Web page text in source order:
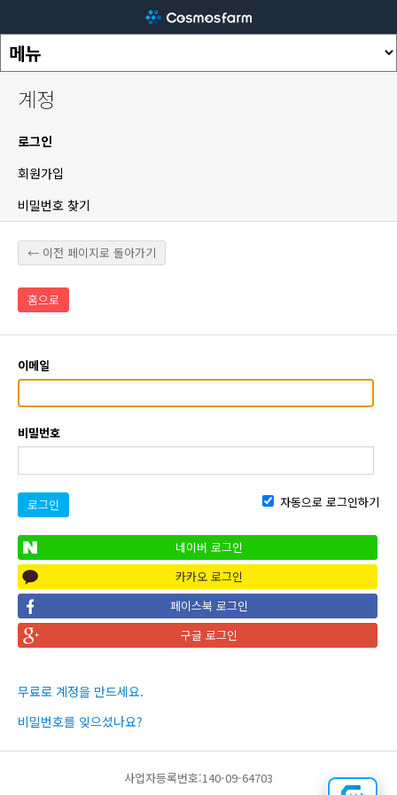
계정
로그인
회원가입
비밀번호 찾기
← 이전 페이지로 돌아가기
홈으로
이메일
비밀번호
로그인 자동으로 로그인하기
네이버 로그인
카카오 로그인
페이스북 로그인
구글 로그인
무료로 계정을 만드세요.
비밀번호를 잊으셨나요?
사업자등록번호:140-09-64703